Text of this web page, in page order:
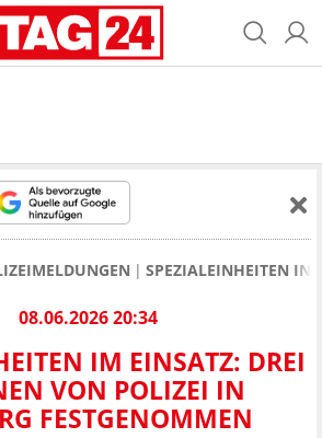
SPEZIALEINHEITEN IN
08.06.2026 20:34
IM EINSATZ: DREI
VON POLIZEI IN
FESTGENOMMEN